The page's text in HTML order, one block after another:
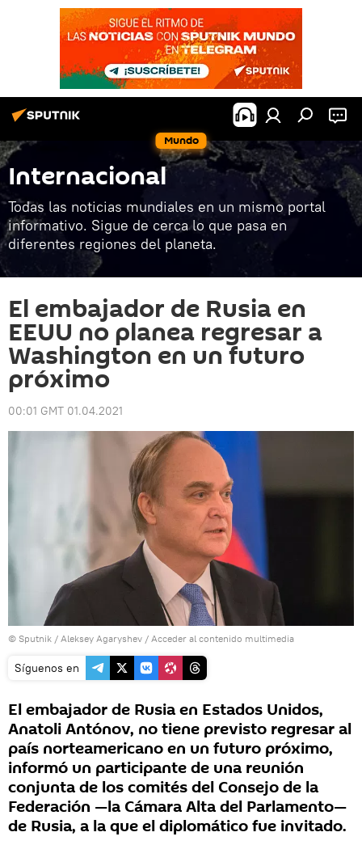
Mundo
Internacional
Todas las noticias mundiales en un mismo portal
informativo. Sigue de cerca lo que pasa en
diferentes regiones del planeta.
El embajador de Rusia en
EEUU no planea regresar a
Washington en un futuro
próximo
00:01 GMT 01.04.2021
© Sputnik / Aleksey Agaryshev / Acceder al contenido multimedia
Síguenos en
El embajador de Rusia en Estados Unidos,
Anatoli Antónov, no tiene previsto regresar al
país norteamericano en un futuro próximo,
informó un participante de una reunión
conjunta de los comités del Consejo de la
Federación —la Cámara Alta del Parlamento—
de Rusia, a la que el diplomático fue invitado.